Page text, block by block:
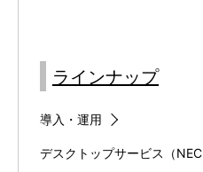
ラインナップ
導入・運用
デスクトップサービス（